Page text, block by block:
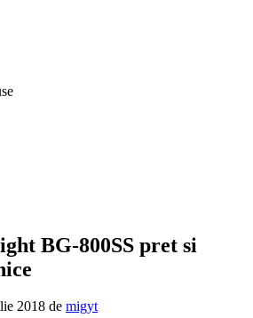
BG-800SS pret si
2018 de migyt